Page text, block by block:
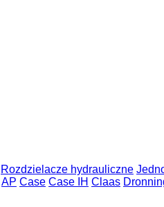
Rozdzielacze hydrauliczne
AP Case Case IH Claas